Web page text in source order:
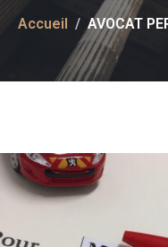
Accueil AVOCAT